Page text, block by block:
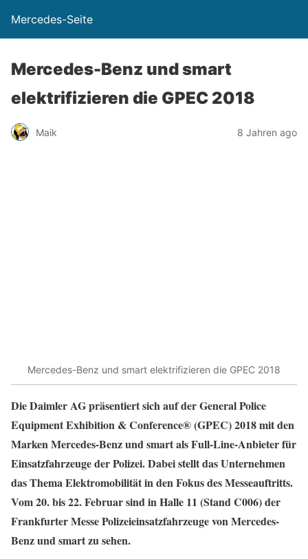
Mercedes-Seite
Mercedes-Benz und smart
elektrifizieren die GPEC 2018
Maik 8 Jahren ago
Mercedes-Benz und smart elektrifizieren die GPEC 2018
Die Daimler AG präsentiert sich auf der General Police
Equipment Exhibition & Conference® (GPEC) 2018 mit den
Marken Mercedes-Benz und smart als Full-Line-Anbieter für
Einsatzfahrzeuge der Polizei. Dabei stellt das Unternehmen
das Thema Elektromobilität in den Fokus des Messeauftritts.
Vom 20. bis 22. Februar sind in Halle 11 (Stand C006) der
Frankfurter Messe Polizeieinsatzfahrzeuge von Mercedes-
Benz und smart zu sehen.